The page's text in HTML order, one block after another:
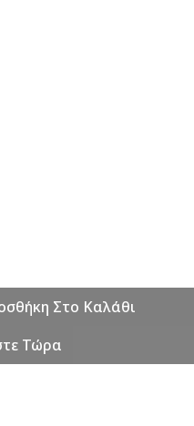
Στο Καλάθι
Τώρα